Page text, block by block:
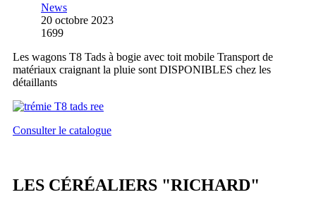
News
20 octobre 2023
1699
Les wagons T8 Tads à bogie avec toit mobile Transport de
matériaux craignant la pluie sont DISPONIBLES chez les
détaillants
Consulter le catalogue
LES CÉRÉALIERS "RICHARD"